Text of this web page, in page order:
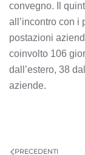
convegno. Il
all’incontro con i
postazioni
coinvolto 106
dall’estero, 38
aziende.
PRECEDENTI